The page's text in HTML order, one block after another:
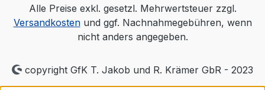
Alle Preise exkl. gesetzl. Mehrwertsteuer zzgl.
Versandkostenund ggf. Nachnahmegebühren, wenn
nicht anders angegeben.
copyright GfK T. Jakob und R. Krämer GbR - 2023